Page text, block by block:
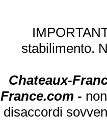
stabilimento.
Chateaux-
France.com -
disaccordi